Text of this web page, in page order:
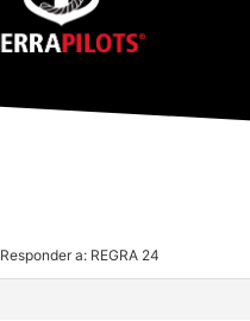
Responder a: REGRA 24